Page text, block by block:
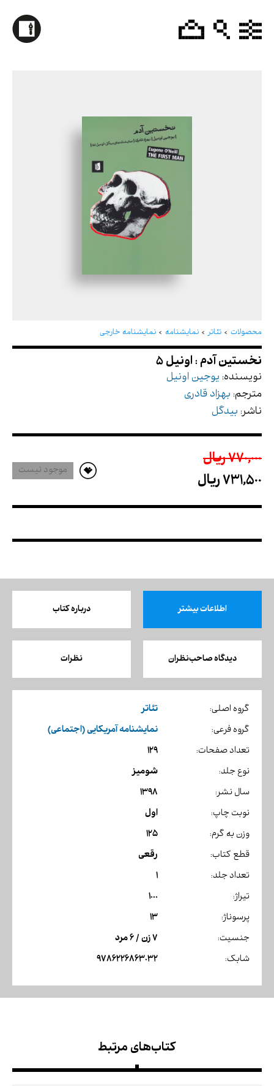
محصولات تئاتر نمایشنامه نمایشنامه خارجی
نخستین آدم : اونیل 5
نویسنده: یوجین اونیل
مترجم: بهزاد قادری
ناشر: بیدگل
770,000 ريال
731,500 ريال
موجود نیست
اطلاعات بیشتر درباره کتاب
دیدگاه صاحب‌نظران نظرات
گروه اصلی: تئاتر
گروه فرعی: نمایشنامه آمریکایی (اجتماعی)
تعداد صفحات: 129
نوع جلد: شومیز
سال نشر: 1398
نوبت چاپ: اول
وزن به گرم: 125
قطع کتاب: رقعی
تعداد جلد: 1
تیراژ: 1000
پرسوناژ: 13
جنسیت: 7 زن / 6 مرد
شابک: 9786226863032
کتاب‌های مرتبط